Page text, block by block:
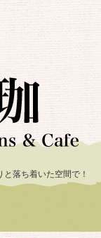
落ち着いた空間で！